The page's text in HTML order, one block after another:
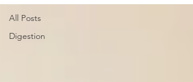
All Posts
Digestion